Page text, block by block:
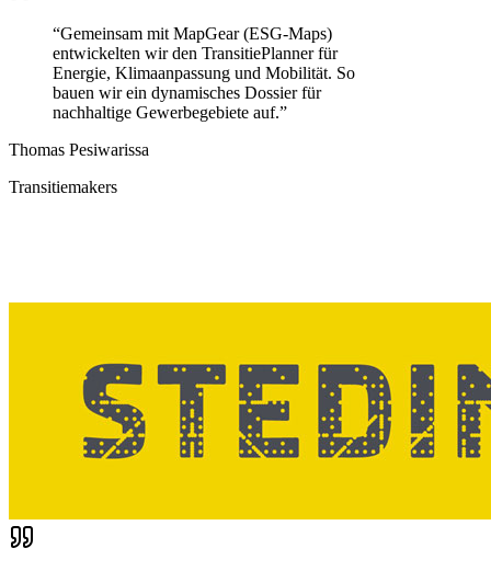
“Gemeinsam mit MapGear (ESG-Maps)
entwickelten wir den TransitiePlanner für
Energie, Klimaanpassung und Mobilität. So
bauen wir ein dynamisches Dossier für
nachhaltige Gewerbegebiete auf.”
Thomas Pesiwarissa
Transitiemakers